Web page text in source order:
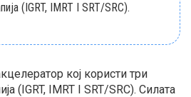
(IGRT, IMRT I SRT/SRC).
кој користи три
(IGRT, IMRT I SRT/SRC). Силата